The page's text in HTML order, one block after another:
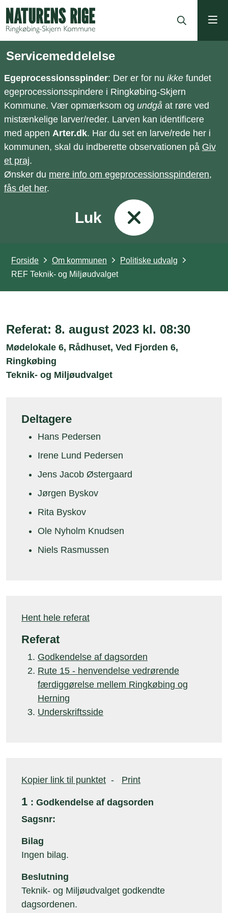
Servicemeddelelse
Egeprocessionsspinder: Der er for nu ikke fundet
egeprocessionsspindere i Ringkøbing-Skjern
Kommune. Vær opmærksom og undgå at røre ved
mistænkelige larver/reder. Larven kan identificere
med appen Arter.dk. Har du set en larve/rede her i
kommunen, skal du indberette observationen på Giv
et praj.
Ønsker du mere info om egeprocessionsspinderen,
fås det her.
Luk
Forside Om kommunen
Politiske udvalg
REF Teknik- og Miljøudvalget
Referat: 8. august 2023 kl. 08:30
Mødelokale 6, Rådhuset, Ved Fjorden 6,
Ringkøbing
Teknik- og Miljøudvalget
Deltagere
Hans Pedersen
Irene Lund Pedersen
Jens Jacob Østergaard
Jørgen Byskov
Rita Byskov
Ole Nyholm Knudsen
Niels Rasmussen
Hent hele referat
Referat
Godkendelse af dagsorden
Rute 15 - henvendelse vedrørende
færdiggørelse mellem Ringkøbing og
Herning
Underskriftsside
Kopier link til punktet - Print
1 : Godkendelse af dagsorden
Sagsnr:
Bilag
Ingen bilag.
Beslutning
Teknik- og Miljøudvalget godkendte
dagsordenen.